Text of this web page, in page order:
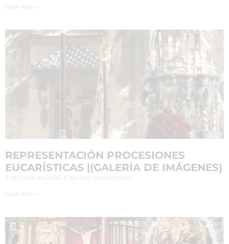
Leer más »
REPRESENTACIÓN PROCESIONES
EUCARÍSTICAS |(GALERÍA DE IMÁGENES)
Leer más »